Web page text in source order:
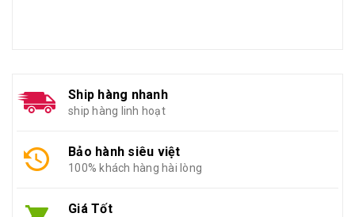
Ship hàng nhanh
ship hàng linh hoạt
Bảo hành siêu việt
100% khách hàng hài lòng
Giá Tốt